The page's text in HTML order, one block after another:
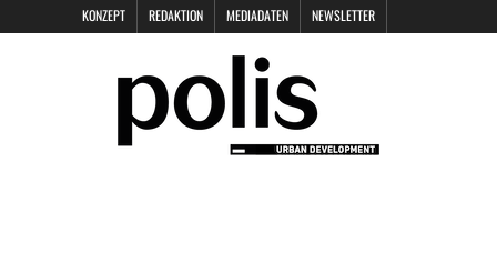
KONZEPT REDAKTION MEDIADATEN NEWSLETTER
DATENSCHUTZ